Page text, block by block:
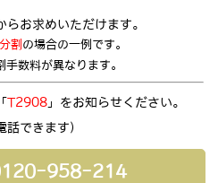
らお求めいただけます。
割 の場合の一例です。
数料が異なります。
T2908」をお知らせください。
話できます)
958-214